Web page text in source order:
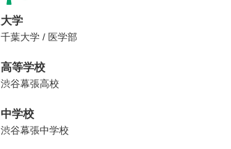
大学
千葉大学 / 医学部
高等学校
渋谷幕張高校
中学校
渋谷幕張中学校